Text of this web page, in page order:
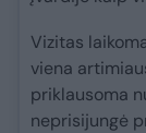
Vizitas
viena
priklausoma
neprisijungė